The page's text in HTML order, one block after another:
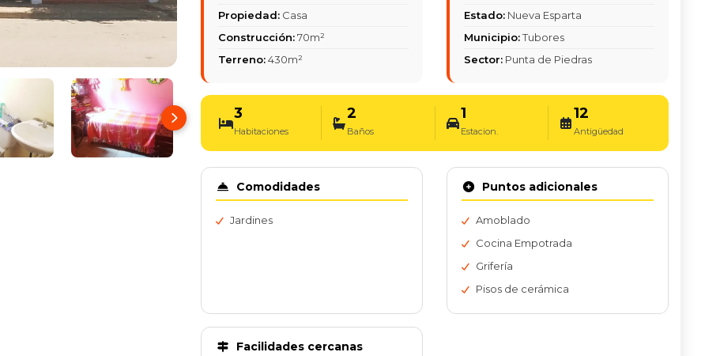
Propiedad: Casa
Construcción:70m²
Terreno:430m²
Estado: Nueva Esparta
Municipio:Tubores
Sector: Punta de Piedras
3
Habitaciones
2
Baños
1
Estacion.
12
Antigüedad
Comodidades
Jardines
Puntos adicionales
Amoblado
Cocina Empotrada
Grifería
Pisos de cerámica
Facilidades cercanas